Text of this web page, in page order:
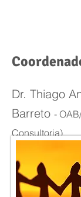
Dr. Thiago
Barreto -
Consultoria)